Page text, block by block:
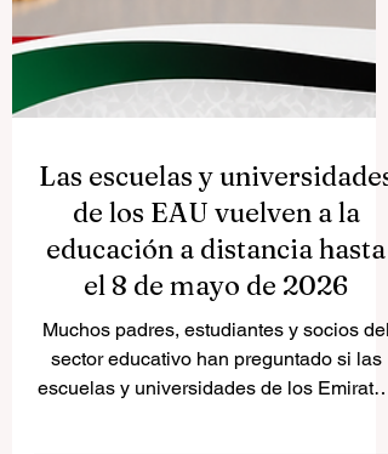
Las escuelas y universidades
de los EAU vuelven a la
educación a distancia hasta
el 8 de mayo de 2026
Muchos padres, estudiantes y socios del